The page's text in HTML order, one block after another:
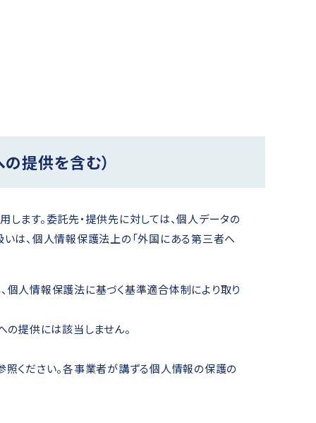
提供を含む）
ます。委託先・提供先に対しては、個人データの
は、個人情報保護法上の「外国にある第三者へ
個人情報保護法に基づく基準適合体制により取り
の提供には該当しません。
ください。各事業者が講ずる個人情報の保護の